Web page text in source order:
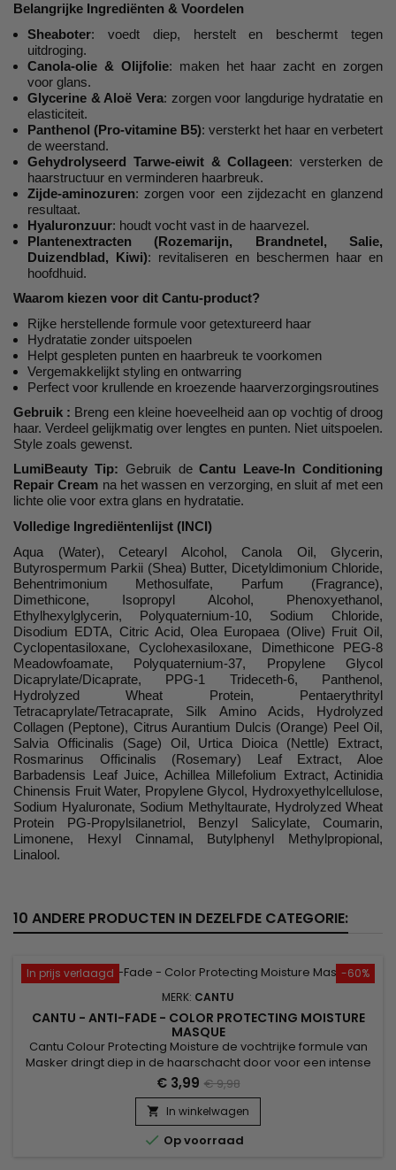
Belangrijke Ingrediënten & Voordelen
Sheaboter: voedt diep, herstelt en beschermt tegen
uitdroging.
Canola-olie & Olijfolie: maken het haar zacht en zorgen
voor glans.
Glycerine & Aloë Vera: zorgen voor langdurige hydratatie en
elasticiteit.
Panthenol (Pro-vitamine B5): versterkt het haar en verbetert
de weerstand.
Gehydrolyseerd Tarwe-eiwit & Collageen: versterken de
haarstructuur en verminderen haarbreuk.
Zijde-aminozuren: zorgen voor een zijdezacht en glanzend
resultaat.
Hyaluronzuur: houdt vocht vast in de haarvezel.
Plantenextracten (Rozemarijn, Brandnetel, Salie,
Duizendblad, Kiwi): revitaliseren en beschermen haar en
hoofdhuid.
Waarom kiezen voor dit Cantu-product?
Rijke herstellende formule voor getextureerd haar
Hydratatie zonder uitspoelen
Helpt gespleten punten en haarbreuk te voorkomen
Vergemakkelijkt styling en ontwarring
Perfect voor krullende en kroezende haarverzorgingsroutines
Gebruik : Breng een kleine hoeveelheid aan op vochtig of droog
haar. Verdeel gelijkmatig over lengtes en punten. Niet uitspoelen.
Style zoals gewenst.
LumiBeauty Tip: Gebruik deCantu Leave-In Conditioning
Repair Cream na het wassen en verzorging, en sluit af met een
lichte olie voor extra glans en hydratatie.
Volledige Ingrediëntenlijst (INCI)
Aqua (Water), Cetearyl Alcohol, Canola Oil, Glycerin,
Butyrospermum Parkii (Shea) Butter, Dicetyldimonium Chloride,
Behentrimonium Methosulfate, Parfum (Fragrance),
Dimethicone, Isopropyl Alcohol, Phenoxyethanol,
Ethylhexylglycerin, Polyquaternium-10, Sodium Chloride,
Disodium EDTA, Citric Acid, Olea Europaea (Olive) Fruit Oil,
Cyclopentasiloxane, Cyclohexasiloxane, Dimethicone PEG-8
Meadowfoamate, Polyquaternium-37, Propylene Glycol
Dicaprylate/Dicaprate, PPG-1 Trideceth-6, Panthenol,
Hydrolyzed Wheat Protein, Pentaerythrityl
Tetracaprylate/Tetracaprate, Silk Amino Acids, Hydrolyzed
Collagen (Peptone), Citrus Aurantium Dulcis (Orange) Peel Oil,
Salvia Officinalis (Sage) Oil, Urtica Dioica (Nettle) Extract,
Rosmarinus Officinalis (Rosemary) Leaf Extract, Aloe
Barbadensis Leaf Juice, Achillea Millefolium Extract, Actinidia
Chinensis Fruit Water, Propylene Glycol, Hydroxyethylcellulose,
Sodium Hyaluronate, Sodium Methyltaurate, Hydrolyzed Wheat
Protein PG-Propylsilanetriol, Benzyl Salicylate, Coumarin,
Limonene, Hexyl Cinnamal, Butylphenyl Methylpropional,
Linalool.
10 ANDERE PRODUCTEN IN DEZELFDE CATEGORIE:
-60%
In prijs verlaagd
MERK: CANTU
CANTU - ANTI-FADE - COLOR PROTECTING MOISTURE
MASQUE
Cantu Colour Protecting Moisture de vochtrijke formule van
Masker dringt diep in de haarschacht door voor een intense
behandeling om gekleurd haar te repareren, herstellen en
versterken.&nbsp; Plus de Quinoa Protein Color Protecting
Technology verbetert het kleurbehoud, terwijl Karitéboter en
Baobab-zaadolie diep hydrateren en de kleur levendigheid
en...
€ 3,99 € 9,98
 In winkelwagen
 Op voorraad